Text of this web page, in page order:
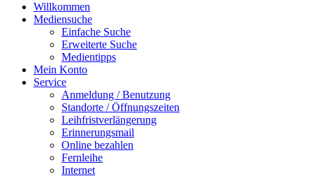
Willkommen
Mediensuche
Einfache Suche
Erweiterte Suche
Medientipps
Mein Konto
Service
Anmeldung / Benutzung
Standorte / Öffnungszeiten
Leihfristverlängerung
Erinnerungsmail
Online bezahlen
Fernleihe
Internet